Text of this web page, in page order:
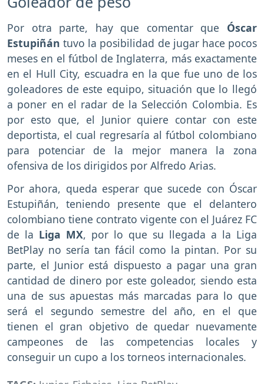
Por otra parte, hay que comentar que Óscar
Estupiñántuvo la posibilidad de jugar hace pocos
meses en el fútbol de Inglaterra, más exactamente
en el Hull City, escuadra en la que fue uno de los
goleadores de este equipo, situación que lo llegó
a poner en el radar de la Selección Colombia. Es
por esto que, el Junior quiere contar con este
deportista, el cual regresaría al fútbol colombiano
para potenciar de la mejor manera la zona
ofensiva de los dirigidos por Alfredo Arias.
Por ahora, queda esperar que sucede con Óscar
Estupiñán, teniendo presente que el delantero
colombiano tiene contrato vigente con el Juárez FC
de la Liga MX, por lo que su llegada a la Liga
BetPlay no sería tan fácil como la pintan. Por su
parte, el Junior está dispuesto a pagar una gran
cantidad de dinero por este goleador, siendo esta
una de sus apuestas más marcadas para lo que
será el segundo semestre del año, en el que
tienen el gran objetivo de quedar nuevamente
campeones de las competencias locales y
conseguir un cupo a los torneos internacionales.